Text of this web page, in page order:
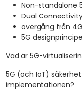
Non-standalone
Dual
övergång från
5G
Vad är 5G-
5G (och IoT)
implementationen?